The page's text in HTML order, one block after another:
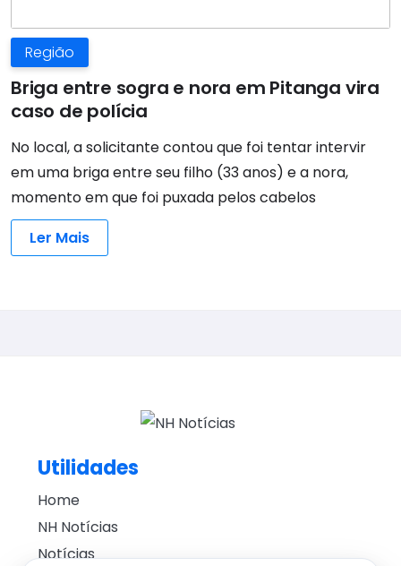
Região
Briga entre sogra e nora em Pitanga vira
caso de polícia
No local, a solicitante contou que foi tentar intervir
em uma briga entre seu filho (33 anos) e a nora,
momento em que foi puxada pelos cabelos
Ler Mais
Utilidades
Home
NH Notícias
Notícias